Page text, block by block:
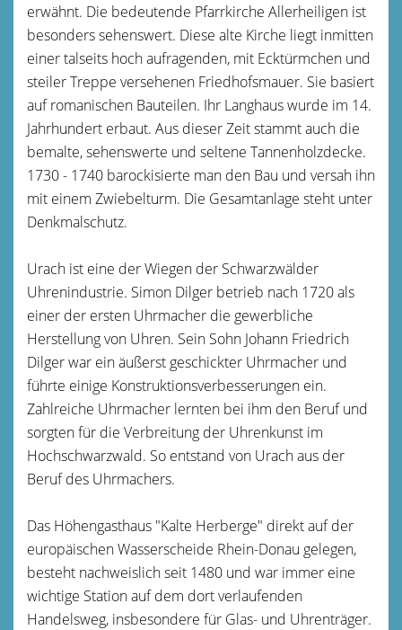
erwähnt. Die bedeutende Pfarrkirche Allerheiligen ist
besonders sehenswert. Diese alte Kirche liegt inmitten
einer talseits hoch aufragenden, mit Ecktürmchen und
steiler Treppe versehenen Friedhofsmauer. Sie basiert
auf romanischen Bauteilen. Ihr Langhaus wurde im 14.
Jahrhundert erbaut. Aus dieser Zeit stammt auch die
bemalte, sehenswerte und seltene Tannenholzdecke.
1730 - 1740 barockisierte man den Bau und versah ihn
mit einem Zwiebelturm. Die Gesamtanlage steht unter
Denkmalschutz.
Urach ist eine der Wiegen der Schwarzwälder
Uhrenindustrie. Simon Dilger betrieb nach 1720 als
einer der ersten Uhrmacher die gewerbliche
Herstellung von Uhren. Sein Sohn Johann Friedrich
Dilger war ein äußerst geschickter Uhrmacher und
führte einige Konstruktionsverbesserungen ein.
Zahlreiche Uhrmacher lernten bei ihm den Beruf und
sorgten für die Verbreitung der Uhrenkunst im
Hochschwarzwald. So entstand von Urach aus der
Beruf des Uhrmachers.
Das Höhengasthaus "Kalte Herberge" direkt auf der
europäischen Wasserscheide Rhein-Donau gelegen,
besteht nachweislich seit 1480 und war immer eine
wichtige Station auf dem dort verlaufenden
Handelsweg, insbesondere für Glas- und Uhrenträger.